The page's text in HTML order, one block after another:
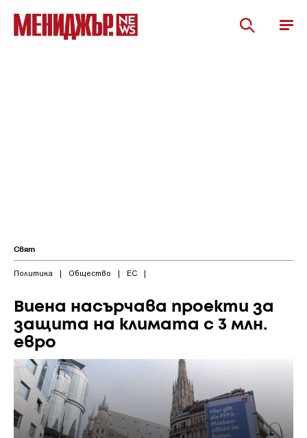
Свят
Политика | Общество | ЕС |
Виена насърчава проекти за
защита на климата с 3 млн.
евро